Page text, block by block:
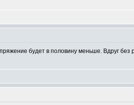
будет в половину меньше. Вдруг